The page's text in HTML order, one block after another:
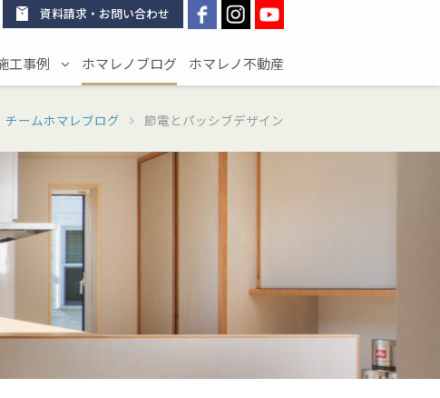
資料請求・お問い合わせ
工事例 ホマレノブログ ホマレノ不動産
チームホマレブログ 節電とパッシブデザイン